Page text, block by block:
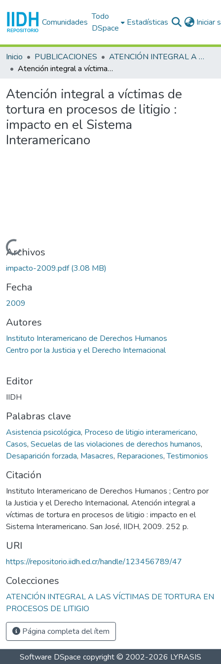
Comunidades
Todo
DSpace
Estadísticas Iniciar
Inicio PUBLICACIONES
ATENCIÓN INTEGRAL A LAS VÍCTIMAS DE TORTURA EN PROCESOS DE LITIGIO
Atención integral a víctimas de tortura en procesos de litigio : impacto en el Sistema Interamericano
Atención integral a víctimas de
tortura en procesos de litigio :
impacto en el Sistema
Interamericano
Cargando...
Archivos
impacto-2009.pdf(3.08 MB)
Fecha
2009
Autores
Instituto Interamericano de Derechos Humanos
Centro por la Justicia y el Derecho Internacional
Editor
IIDH
Palabras clave
Asistencia psicológica, Proceso de litigio interamericano,
Casos, Secuelas de las violaciones de derechos humanos,
Desaparición forzada, Masacres, Reparaciones,Testimonios
Citación
Instituto Interamericano de Derechos Humanos ; Centro por
la Justicia y el Derecho Internacional. Atención integral a
víctimas de tortura en procesos de litigio : impacto en el
Sistema Interamericano. San José, IIDH, 2009. 252 p.
URI
https://repositorio.iidh.ed.cr/handle/123456789/47
Colecciones
ATENCIÓN INTEGRAL A LAS VÍCTIMAS DE TORTURA EN
PROCESOS DE LITIGIO
Página completa del ítem
Software DSpace copyright © 2002-2026 LYRASIS